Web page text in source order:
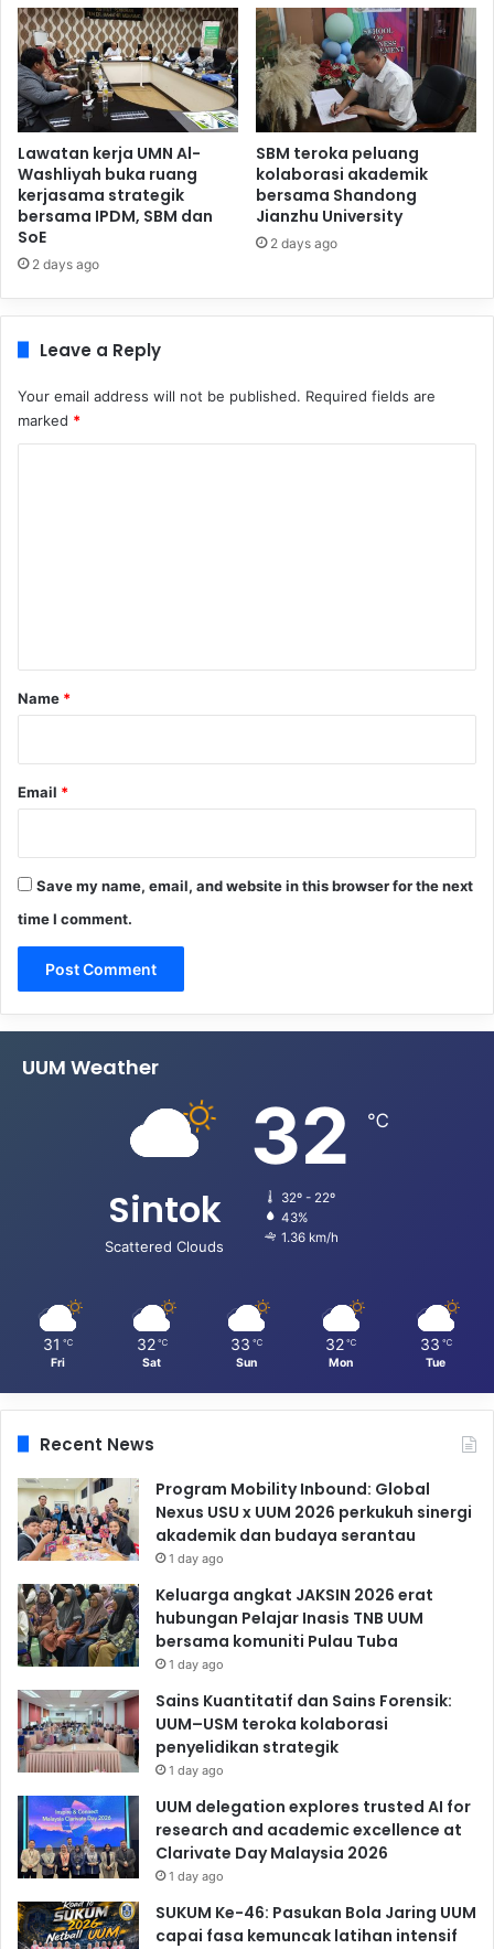
Lawatan kerja UMN Al-
Washliyah buka ruang
kerjasama strategik
bersama IPDM, SBM dan
SoE
2 days ago
SBM teroka peluang
kolaborasi akademik
bersama Shandong
Jianzhu University
2 days ago
Leave a Reply
Your email address will not be published. Required fields are
marked *
*
Name *
Email *
Save my name, email, and website in this browser for the next
time I comment.
UUM Weather
Sintok
Scattered Clouds
32 ℃
32º - 22º
43%
1.36 km/h
31 ℃
Fri
32 ℃
Sat
33 ℃
Sun
32 ℃
Mon
33 ℃
Tue
Recent News
Program Mobility Inbound: Global
Nexus USU x UUM 2026 perkukuh sinergi
akademik dan budaya serantau
1 day ago
Keluarga angkat JAKSIN 2026 erat
hubungan Pelajar Inasis TNB UUM
bersama komuniti Pulau Tuba
1 day ago
Sains Kuantitatif dan Sains Forensik:
UUM–USM teroka kolaborasi
penyelidikan strategik
1 day ago
UUM delegation explores trusted AI for
research and academic excellence at
Clarivate Day Malaysia 2026
1 day ago
SUKUM Ke-46: Pasukan Bola Jaring UUM
capai fasa kemuncak latihan intensif